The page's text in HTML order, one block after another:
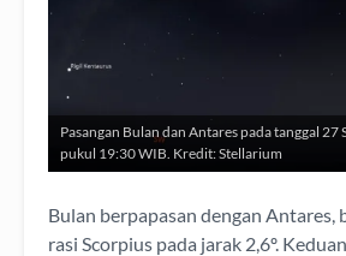
Pasangan Bulan dan Antares pada tanggal 27
pukul 19:30 WIB. Kredit: Stellarium
Bulan berpapasan dengan Antares,
rasi Scorpius pada jarak 2,6º.